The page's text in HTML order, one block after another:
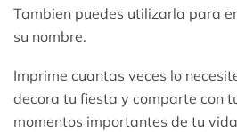
Tambien puedes utilizarla para
su nombre.
Imprime cuantas veces lo
decora tu fiesta y comparte con
momentos importantes de tu